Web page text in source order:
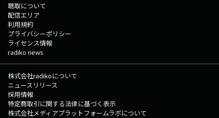
聴取について
配信エリア
利用規約
プライバシーポリシー
ライセンス情報
radiko news
株式会社radikoについて
ニュースリリース
採用情報
特定商取引に関する法律に基づく表示
株式会社メディアプラットフォームラボについて